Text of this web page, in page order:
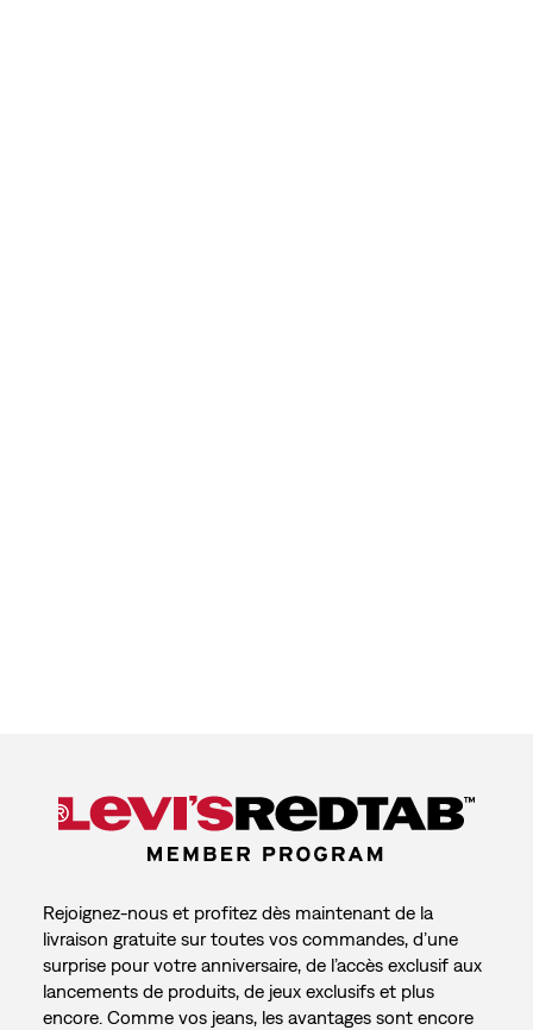
Rejoignez-nous et profitez dès maintenant de la
livraison gratuite sur toutes vos commandes, d’une
surprise pour votre anniversaire, de l’accès exclusif aux
lancements de produits, de jeux exclusifs et plus
encore. Comme vos jeans, les avantages sont encore